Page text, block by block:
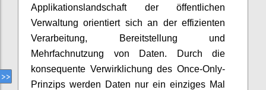
Applikationslandschaft der öffentlichen
Verwaltung orientiert sich an der effizienten
Verarbeitung, Bereitstellung und
Mehrfachnutzung von Daten. Durch die
konsequente Verwirklichung des Once-Only-
Prinzips werden Daten nur ein einziges Mal